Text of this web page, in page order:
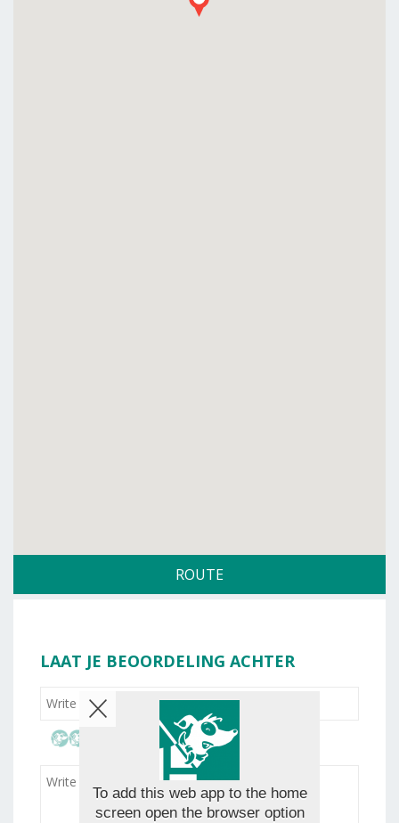
ROUTE
LAAT JE BEOORDELING ACHTER
To add this web app to the home
screen open the browser option